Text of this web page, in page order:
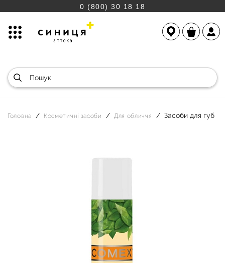
0 (800) 30 18 18
Головна Косметичні засоби Для обличчя Засоби для губ